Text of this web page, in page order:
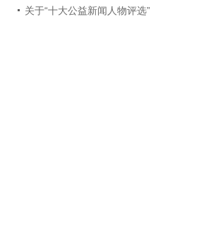
关于“十大公益新闻人物评选”